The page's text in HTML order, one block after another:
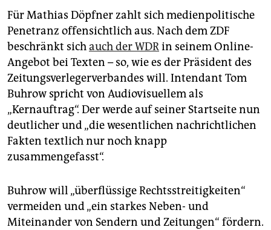
unterstützen
abo
genossenschaft
epaper login
Für Mathias Döpfner zahlt sich medienpolitische
Penetranz offensichtlich aus. Nach dem ZDF
beschränkt sichauch der WDRin seinem Online-
Angebot bei Texten – so, wie es der Präsident des
Zeitungsverlegerverbandes will. Intendant Tom
Buhrow spricht von Audiovisuellem als
„Kernauftrag“. Der werde auf seiner Startseite nun
deutlicher und „die wesentlichen nachrichtlichen
Fakten textlich nur noch knapp
zusammengefasst“.
Buhrow will „überflüssige Rechtsstreitigkeiten“
vermeiden und „ein starkes Neben- und
Miteinander von Sendern und Zeitungen“ fördern.